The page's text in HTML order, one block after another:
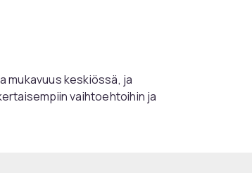
mukavuus keskiössä, ja
vaihtoehtoihin ja